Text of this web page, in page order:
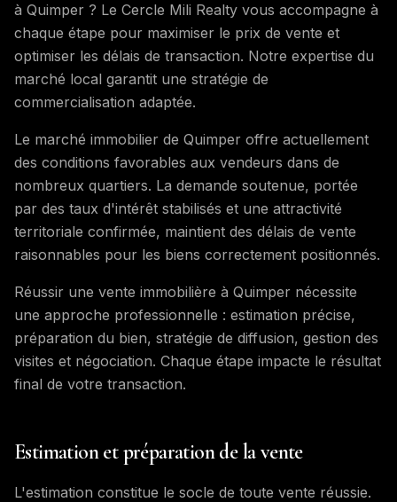
à Quimper ? Le Cercle Mili Realty vous accompagne à
chaque étape pour maximiser le prix de vente et
optimiser les délais de transaction. Notre expertise du
marché local garantit une stratégie de
commercialisation adaptée.
Le marché immobilier de Quimper offre actuellement
des conditions favorables aux vendeurs dans de
nombreux quartiers. La demande soutenue, portée
par des taux d'intérêt stabilisés et une attractivité
territoriale confirmée, maintient des délais de vente
raisonnables pour les biens correctement positionnés.
Réussir une vente immobilière à Quimper nécessite
une approche professionnelle : estimation précise,
préparation du bien, stratégie de diffusion, gestion des
visites et négociation. Chaque étape impacte le résultat
final de votre transaction.
Estimation et préparation de la vente
L'estimation constitue le socle de toute vente réussie.